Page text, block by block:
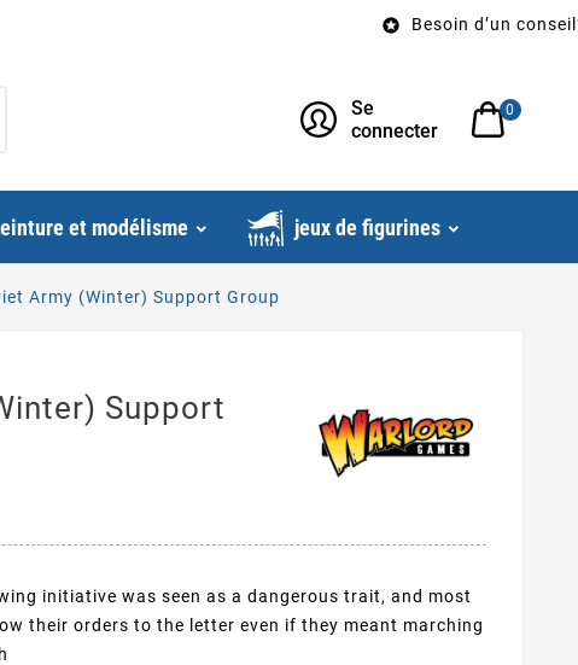
Besoin d’un conseil?
Se
connecter
0
et modélisme jeux de figurines
Army (Winter) Support Group
Support
initiative was seen as a dangerous trait, and most
their orders to the letter even if they meant marching